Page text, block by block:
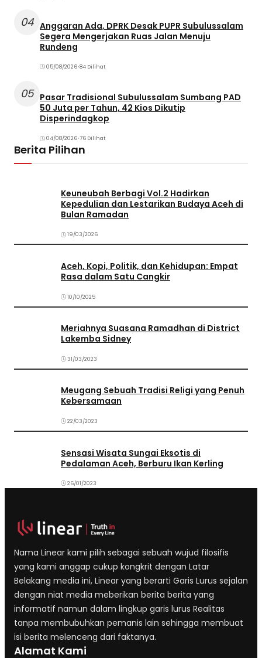
04 Anggaran Ada, DPRK Desak PUPR Subulussalam
Segera Mengerjakan Ruas Jalan Menuju
Rundeng
05/08/2026•84 Dilihat
05 Pasar Tradisional Subulussalam Sumbang PAD
50 Juta per Tahun, 42 Kios Dikutip
Disperindagkop
04/08/2026•76 Dilihat
Berita Pilihan
Keuneubah Berbagi Vol.2 Hadirkan
Kepedulian dan Lestarikan Budaya Aceh di
Bulan Ramadan
19/03/2026
Aceh, Kopi, Politik, dan Kehidupan: Empat
Rasa dalam Satu Cangkir
10/10/2025
Meriahnya Suasana Ramadhan di District
Lakemba Sidney
31/03/2023
Meugang Sebuah Tradisi Religi yang Penuh
Kebersamaan
22/03/2023
Sensasi Wisata Sungai Eksotis di
Pedalaman Aceh, Berburu Ikan Kerling
26/01/2023
Nama Linear kami pilih sebagai sebuah wujud filosifis
yang kami anggap cukup kongkrit dengan Latar
Belakang media ini, Linear yang berarti Garis Lurus sejalan
dengan niat media meberikan berita berita yang
informatif namun dalam lingkup garis lurus Realitas
tanpa membubuhkan pemanis lain sehingga membuat
isi berita melenceng dari faktanya.
Alamat Kami